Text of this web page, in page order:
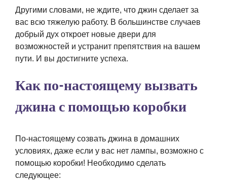
Другими словами, не ждите, что джин сделает за
вас всю тяжелую работу. В большинстве случаев
добрый дух откроет новые двери для
возможностей и устранит препятствия на вашем
пути. И вы достигните успеха.
Как по-настоящему вызвать
джина с помощью коробки
По-настоящему созвать джина в домашних
условиях, даже если у вас нет лампы, возможно с
помощью коробки! Необходимо сделать
следующее: